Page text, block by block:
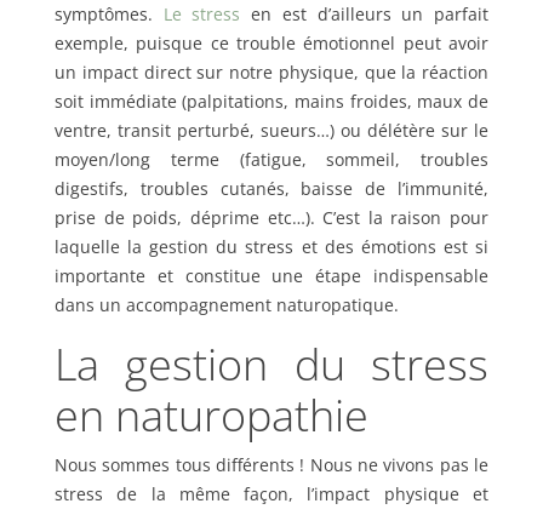
symptômes. Le stress en est d’ailleurs un parfait
exemple, puisque ce trouble émotionnel peut avoir
un impact direct sur notre physique, que la réaction
soit immédiate (palpitations, mains froides, maux de
ventre, transit perturbé, sueurs…) ou délétère sur le
moyen/long terme (fatigue, sommeil, troubles
digestifs, troubles cutanés, baisse de l’immunité,
prise de poids, déprime etc…). C’est la raison pour
laquelle la gestion du stress et des émotions est si
importante et constitue une étape indispensable
dans un accompagnement naturopatique.
La gestion du stress
en naturopathie
Nous sommes tous différents ! Nous ne vivons pas le
stress de la même façon, l’impact physique et